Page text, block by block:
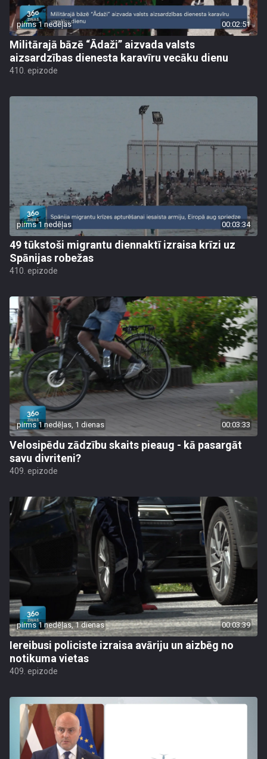
pirms 1 nedēļas 00:02:51
Militārajā bāzē “Ādaži” aizvada valsts
aizsardzības dienesta karavīru vecāku dienu
410. epizode
pirms 1 nedēļas 00:03:34
49 tūkstoši migrantu diennaktī izraisa krīzi uz
Spānijas robežas
410. epizode
pirms 1 nedēļas, 1 dienas 00:03:33
Velosipēdu zādzību skaits pieaug - kā pasargāt
savu divriteni?
409. epizode
pirms 1 nedēļas, 1 dienas 00:03:39
Iereibusi policiste izraisa avāriju un aizbēg no
notikuma vietas
409. epizode